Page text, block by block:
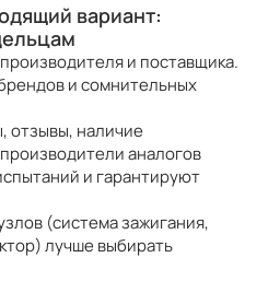
вариант:
и поставщика.
и сомнительных
отзывы, наличие
аналогов
и гарантируют
(система зажигания,
лучше выбирать